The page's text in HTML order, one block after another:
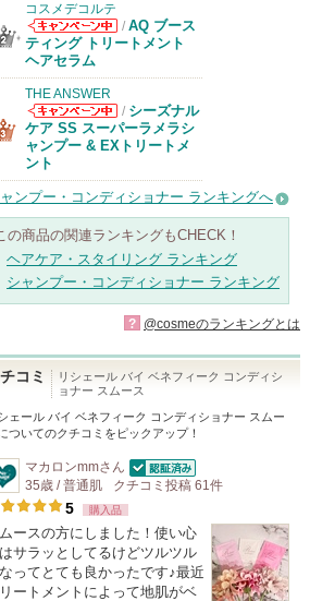
コスメデコルテ
コスメデコルテ
からのお知らせ
/ AQ ブース
ティング トリートメント
ヘアセラム
THE ANSWER
THE ANSWER
からのお知らせ
があります
/ シーズナル
ケア SS スーパーラメラシ
ャンプー & EXトリートメ
ント
ンプー・コンディショナー ランキングへ
の商品の関連ランキングもCHECK！
ヘアケア・スタイリング ランキング
シャンプー・コンディショナー ランキング
? @cosmeのランキングとは
コミ
リシェール バイ ベネフィーク コンディシ
ョナー スムース
ェール バイ ベネフィーク コンディショナー スムー
ついてのクチコミをピックアップ！
マカロンmmさん
認証済
35歳 / 普通肌 クチコミ投稿 61 件
5 購入品
ースの方にしました！使い心
サラッとしてるけどツルツル
ってとても良かったです♪最近
リートメントによって地肌がベ